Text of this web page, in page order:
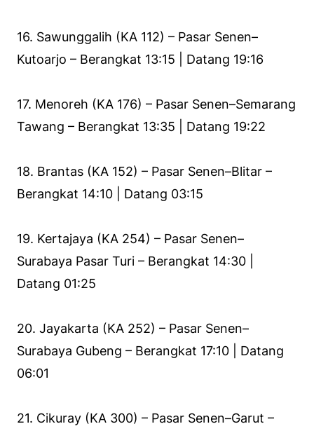
16. Sawunggalih (KA 112) – Pasar Senen–
Kutoarjo – Berangkat 13:15 | Datang 19:16
17. Menoreh (KA 176) – Pasar Senen–Semarang
Tawang – Berangkat 13:35 | Datang 19:22
18. Brantas (KA 152) – Pasar Senen–Blitar –
Berangkat 14:10 | Datang 03:15
19. Kertajaya (KA 254) – Pasar Senen–
Surabaya Pasar Turi – Berangkat 14:30 |
Datang 01:25
20. Jayakarta (KA 252) – Pasar Senen–
Surabaya Gubeng – Berangkat 17:10 | Datang
06:01
21. Cikuray (KA 300) – Pasar Senen–Garut –